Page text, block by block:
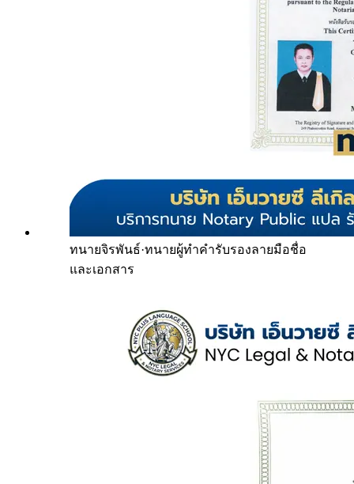
ทนายจิรพันธ์·ทนายผู้ทำคำรับรองลายมือชื่อ
และเอกสาร